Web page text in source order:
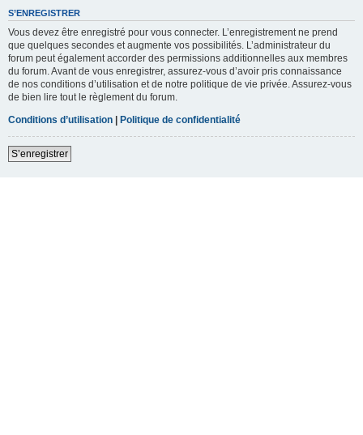
S’ENREGISTRER
Vous devez être enregistré pour vous connecter. L’enregistrement ne prend
que quelques secondes et augmente vos possibilités. L’administrateur du
forum peut également accorder des permissions additionnelles aux membres
du forum. Avant de vous enregistrer, assurez-vous d’avoir pris connaissance
de nos conditions d’utilisation et de notre politique de vie privée. Assurez-vous
de bien lire tout le règlement du forum.
Conditions d’utilisation | Politique de confidentialité
S’enregistrer